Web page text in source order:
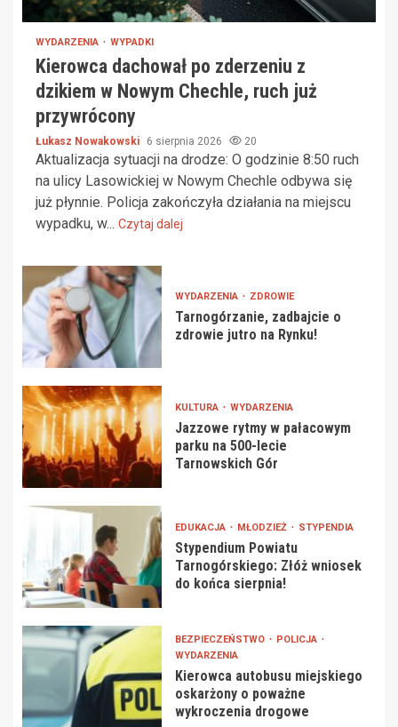
WYDARZENIA WYPADKI
Kierowca dachował po zderzeniu z
dzikiem w Nowym Chechle, ruch już
przywrócony
Łukasz Nowakowski 6 sierpnia 2026 20
Aktualizacja sytuacji na drodze: O godzinie 8:50 ruch
na ulicy Lasowickiej w Nowym Chechle odbywa się
już płynnie. Policja zakończyła działania na miejscu
wypadku, w... Czytaj dalej
WYDARZENIA ZDROWIE
Tarnogórzanie, zadbajcie o
zdrowie jutro na Rynku!
KULTURA WYDARZENIA
Jazzowe rytmy w pałacowym
parku na 500-lecie
Tarnowskich Gór
EDUKACJA MŁODZIEŻ STYPENDIA
Stypendium Powiatu
Tarnogórskiego: Złóż wniosek
do końca sierpnia!
BEZPIECZEŃSTWO
POLICJA
WYDARZENIA
Kierowca autobusu miejskiego
oskarżony o poważne
wykroczenia drogowe